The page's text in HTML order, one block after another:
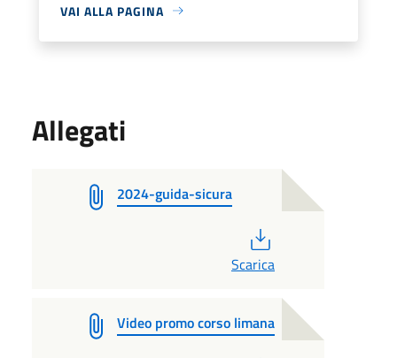
VAI ALLA PAGINA
Allegati
2024-guida-sicura
Scarica
Video promo corso limana